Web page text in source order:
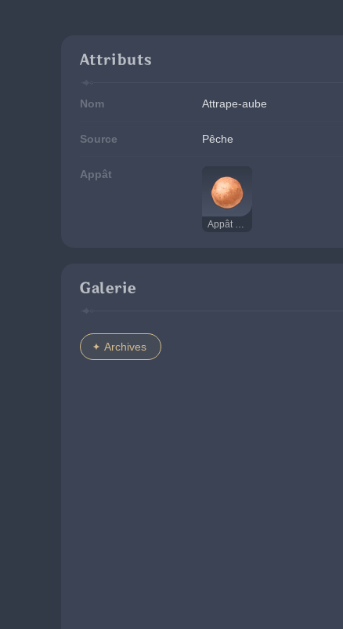
Attributs
Nom Attrape-aube
Source Pêche
Appât
Appât de pâte de fruit
Galerie
Archives